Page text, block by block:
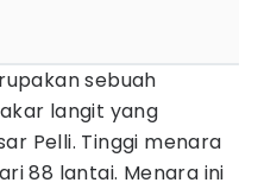
sebuah
langit yang
Pelli. Tinggi menara
88 lantai. Menara ini